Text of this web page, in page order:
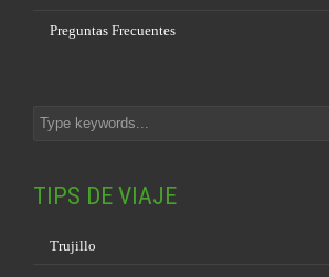
Preguntas Frecuentes
TIPS DE VIAJE
Trujillo